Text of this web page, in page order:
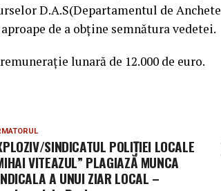
D.A.S(Departamentul de Anchete
de a obţine semnătura vedetei.
lunară de 12.000 de euro.
SINDICATUL POLIȚIEI LOCALE
VITEAZUL” PLAGIAZĂ MUNCA
A UNUI ZIAR LOCAL –